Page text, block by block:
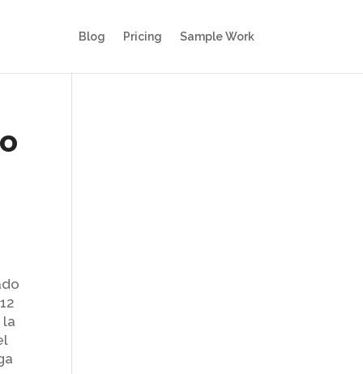
Blog Pricing Sample Work
la